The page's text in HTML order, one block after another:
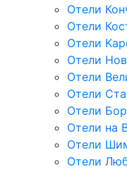
Отели
Отели
Отели
Отели
Отели
Отели
Отели
Отели на
Отели
Отели